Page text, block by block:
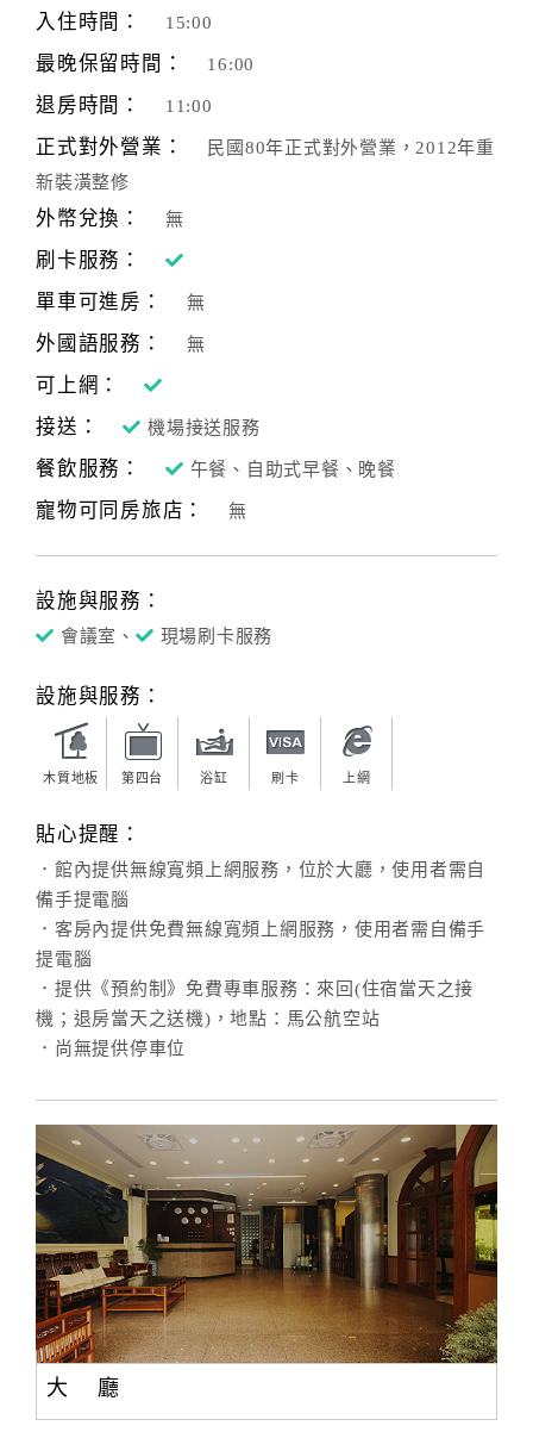
宣
入住時間： 15:00
最晚保留時間： 16:00
退房時間： 11:00
正式對外營業：
民國80年正式對外營業，2012年重
新裝潢整修
外幣兌換： 無
刷卡服務：
單車可進房：
無
外國語服務： 無
可上網：
接送：
機場接送服務
餐飲服務： 午餐、自助式早餐、晚餐
寵物可同房旅店： 無
設施與服務：
會議室、 現場刷卡服務
設施與服務：
木質地板 第四台 浴缸 刷卡 上網
貼心提醒：
．館內提供無線寬頻上網服務，位於大廳，使用者需自
備手提電腦
．客房內提供免費無線寬頻上網服務，使用者需自備手
提電腦
．提供《預約制》免費專車服務：來回(住宿當天之接
機；退房當天之送機)，地點：馬公航空站
．尚無提供停車位
大 廳